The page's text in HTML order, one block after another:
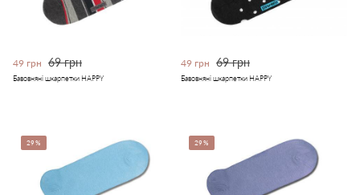
49 грн 69 грн
Бавовняні шкарпетки HAPPY
49 грн 69 грн
Бавовняні шкарпетки HAPPY
29% 29%